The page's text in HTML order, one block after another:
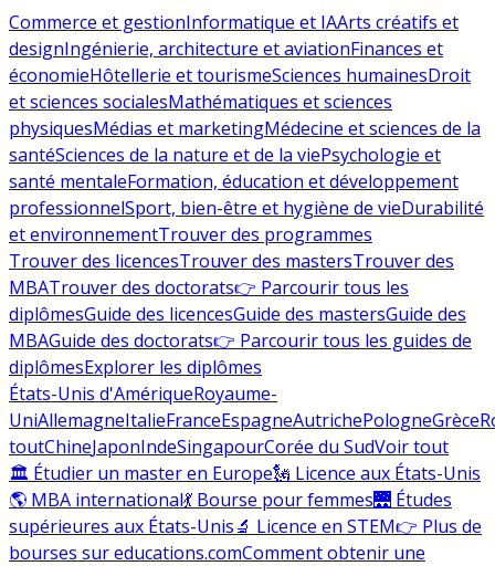
Commerce et gestionInformatique et IAArts créatifs et
designIngénierie, architecture et aviationFinances et
économieHôtellerie et tourismeSciences humainesDroit
et sciences socialesMathématiques et sciences
physiquesMédias et marketingMédecine et sciences de la
santéSciences de la nature et de la viePsychologie et
santé mentaleFormation, éducation et développement
professionnelSport, bien-être et hygiène de vieDurabilité
et environnementTrouver des programmes
Trouver des licencesTrouver des mastersTrouver des
MBATrouver des doctorats👉 Parcourir tous les
diplômesGuide des licencesGuide des mastersGuide des
MBAGuide des doctorats👉 Parcourir tous les guides de
diplômesExplorer les diplômes
États-Unis d'AmériqueRoyaume-
UniAllemagneItalieFranceEspagneAutrichePologneGrèce
toutChineJaponIndeSingapourCorée du SudVoir tout
🏛 Étudier un master en Europe🗽 Licence aux États-Unis
🌎 MBA international💃 Bourse pour femmes🌉 Études
supérieures aux États-Unis🔬 Licence en STEM👉 Plus de
bourses sur educations.comComment obtenir une